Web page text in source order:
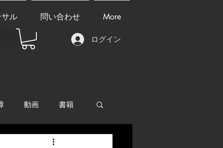
ル 問い合わせ More
ログイン
動画 書籍